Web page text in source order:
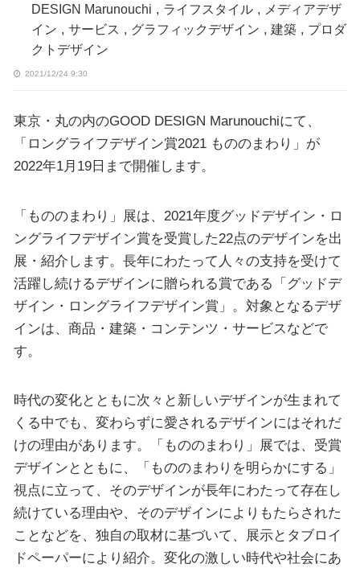
DESIGN Marunouchi , ライフスタイル , メディアデザ
イン , サービス , グラフィックデザイン , 建築 , プロダ
クトデザイン
2021/12/24 9:30
東京・丸の内のGOOD DESIGN Marunouchiにて、
「ロングライフデザイン賞2021 もののまわり」が
2022年1月19日まで開催します。
「もののまわり」展は、2021年度グッドデザイン・ロ
ングライフデザイン賞を受賞した22点のデザインを出
展・紹介します。長年にわたって人々の支持を受けて
活躍し続けるデザインに贈られる賞である「グッドデ
ザイン・ロングライフデザイン賞」。対象となるデザ
インは、商品・建築・コンテンツ・サービスなどで
す。
時代の変化とともに次々と新しいデザインが生まれて
くる中でも、変わらずに愛されるデザインにはそれだ
けの理由があります。「もののまわり」展では、受賞
デザインとともに、「もののまわりを明らかにする」
視点に立って、そのデザインが長年にわたって存在し
続けている理由や、そのデザインによりもたらされた
ことなどを、独自の取材に基づいて、展示とタブロイ
ドペーパーにより紹介。変化の激しい時代や社会にあ